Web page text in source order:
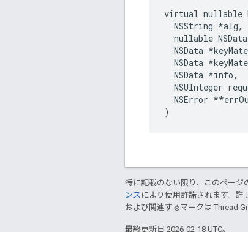
virtual nullable
  NSString *alg,
nullable
NSData
NSData
  NSData
*info,
NSUInteger
  NSError *
)
特に記載のない限り、このページ
ンス により使用許諾されます。詳
および関連するマークは Thread
最終更新日 2026-02-18 UTC。